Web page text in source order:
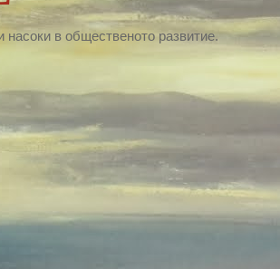
в общественото развитие.